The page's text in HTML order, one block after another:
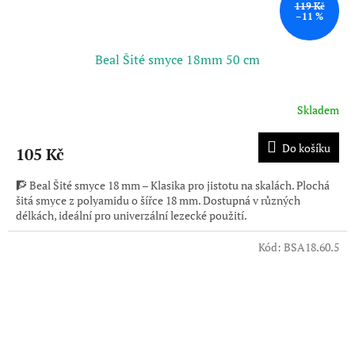
119 Kč
–11 %
Beal Šité smyce 18mm 50 cm
Skladem
105 Kč Do košíku
🧗 Beal Šité smyce 18 mm – Klasika pro jistotu na skalách. Plochá
šitá smyce z polyamidu o šířce 18 mm. Dostupná v různých
délkách, ideální pro univerzální lezecké použití.
Kód: BSA18.60.5